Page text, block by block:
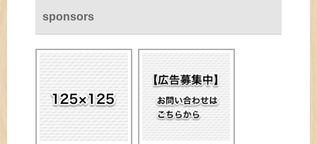
sponsors